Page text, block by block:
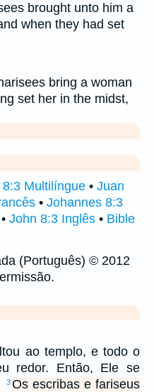
brought unto him a
when they had set
bring a woman
set her in the midst,
8:3 Multilíngue • Juan
• Johannes 8:3
• John 8:3 Inglês • Bible
(Português) © 2012
ao templo, e todo o
redor. Então, Ele se
3 Os escribas e fariseus